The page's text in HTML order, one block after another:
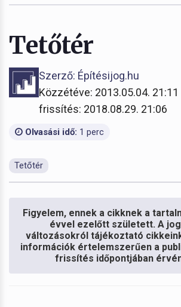
Tetőtér
Szerző: Építésijog.hu
Közzétéve: 2013.05.04.
frissítés: 2018.08.29. 21:06
Olvasási idő: 1 perc
Tetőtér
Figyelem, ennek a cikknek a
évvel ezelőtt született. A
változásokról tájékoztató
információk értelemszerűen a
frissítés időpontjában